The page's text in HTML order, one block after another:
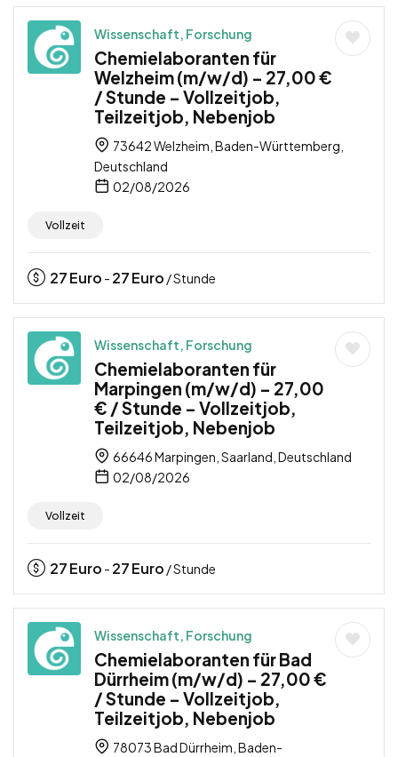
Wissenschaft, Forschung
Chemielaboranten für
Welzheim (m/w/d) – 27,00 €
/ Stunde – Vollzeitjob,
Teilzeitjob, Nebenjob
73642 Welzheim, Baden-Württemberg,
Deutschland
02/08/2026
Vollzeit
27Euro - 27Euro / Stunde
Wissenschaft, Forschung
Chemielaboranten für
Marpingen (m/w/d) – 27,00
€ / Stunde – Vollzeitjob,
Teilzeitjob, Nebenjob
66646 Marpingen, Saarland, Deutschland
02/08/2026
Vollzeit
27Euro - 27Euro / Stunde
Wissenschaft, Forschung
Chemielaboranten für Bad
Dürrheim (m/w/d) – 27,00 €
/ Stunde – Vollzeitjob,
Teilzeitjob, Nebenjob
78073 Bad Dürrheim, Baden-